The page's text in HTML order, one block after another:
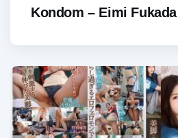
Kondom – Eimi Fukada